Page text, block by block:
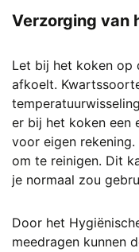
Verzorging van
Let bij het koken op
afkoelt.
er bij het koken een
voor eigen
om te reinigen. Dit
je normaal zou
Door het
meedragen kunnen